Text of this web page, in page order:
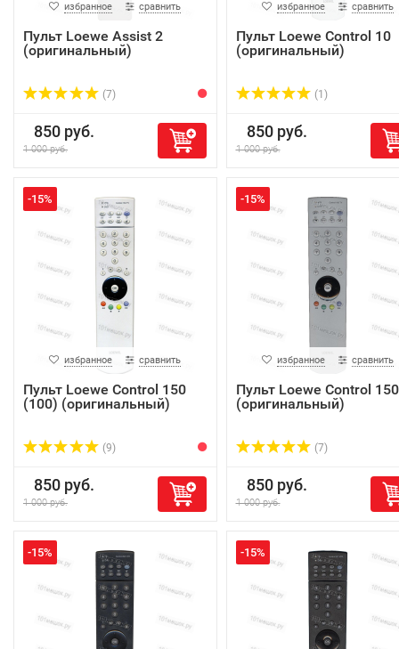
избранное сравнить
Пульт Loewe Assist 2
(оригинальный)
(7)
850 руб.
1 000 руб.
избранное сравнить
Пульт Loewe Control 10
(оригинальный)
(1)
850 руб.
1 000 руб.
-15%
избранное сравнить
Пульт Loewe Control 150
(100) (оригинальный)
(9)
850 руб.
1 000 руб.
-15%
избранное сравнить
Пульт Loewe Control 150
(оригинальный)
(7)
850 руб.
1 000 руб.
-15% -15%